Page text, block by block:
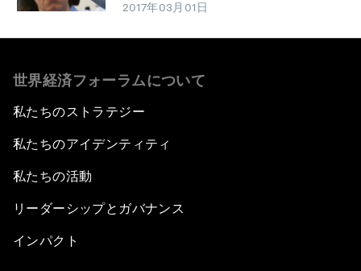
2017年03月01日
世界経済フォーラムについて
私たちのストラテジー
私たちのアイデンティティ
私たちの活動
リーダーシップとガバナンス
インパクト